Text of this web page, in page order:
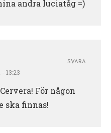
andra luciatåg =)
13:23
För någon
ska finnas!
SVARA